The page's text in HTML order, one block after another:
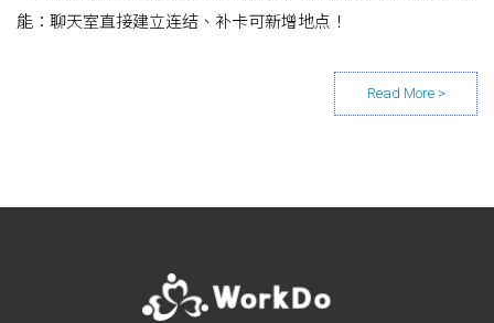
能：聊天室直接建立连结、补卡可新增地点！
Posts navigation